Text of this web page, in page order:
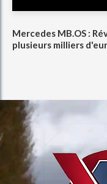
Mercedes MB.OS :
plusieurs milliers